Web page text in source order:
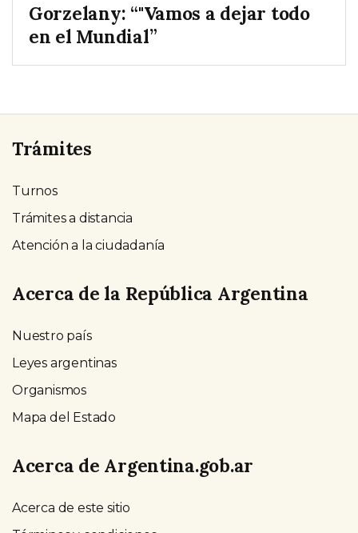
Gorzelany: “"Vamos a dejar todo
en el Mundial”
Trámites
Turnos
Trámites a distancia
Atención a la ciudadanía
Acerca de la República Argentina
Nuestro país
Leyes argentinas
Organismos
Mapa del Estado
Acerca de Argentina.gob.ar
Acerca de este sitio